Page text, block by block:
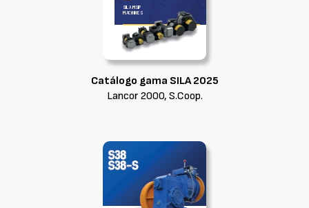
Catálogo gama SILA 2025
Lancor 2000, S.Coop.